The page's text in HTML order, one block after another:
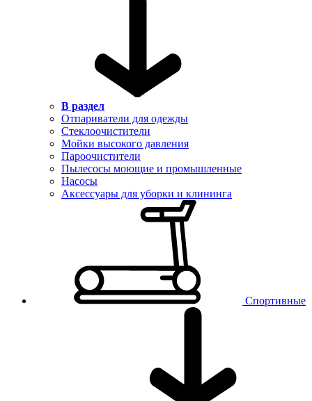
В раздел
Отпариватели для одежды
Стеклоочистители
Мойки высокого давления
Пароочистители
Пылесосы моющие и промышленные
Насосы
Аксессуары для уборки и клининга
Спортивные